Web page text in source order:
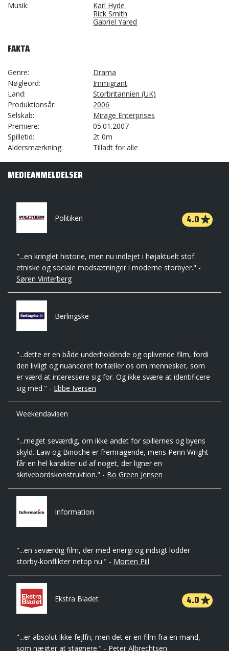
Musik
Karl Hyde
Rick Smith
Gabriel Yared
FAKTA
Genre
Drama
Nøgleord
Immigrant
Land
Storbritannien (UK)
Produktionsår
2006
Selskab
Mirage Enterprises
Premiere
05.01.2007
Spilletid
2t 0m
Aldersmærkning
Tilladt for alle
MEDIEANMELDELSER
Politiken 4.0
"...en kringlet historie, men nu indlejet i højaktuelt stof:
etniske og sociale modsætninger i moderne storbyer." -
Søren Vinterberg
Berlingske
"...dette er en både underholdende og oplivende film, fordi
den livligt og nuanceret fortæller os om mennesker, som
er værd at interessere sig for. Og ikke svære at identificere
sig med." - Ebbe Iversen
Weekendavisen
"...meget seværdig, om ikke andet for spillernes og byens
skyld. Law og Binoche er fremragende, mens Penn Wright
får en hel karakter ud af noget, der ligner en
skrivebordskonstruktion." - Bo Green Jensen
Information
"...en seværdig film, der med energi og indsigt lodder
storby-konflikter netop nu." - Morten Piil
Ekstra Bladet 4.0
"...er absolut ikke fejlfri, men det er en film fra en mand,
som nægter at stagnere." - Peter Albrechtsen